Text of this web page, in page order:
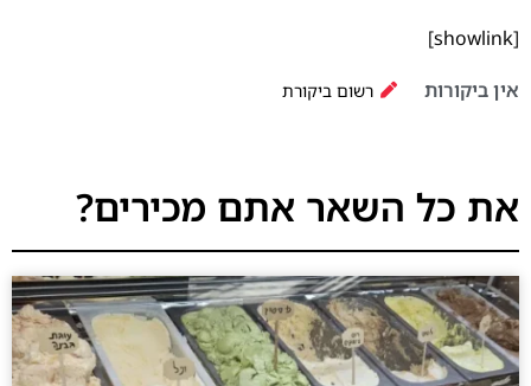
[showlink]
אין ביקורות רשום ביקורת
את כל השאר אתם מכירים?